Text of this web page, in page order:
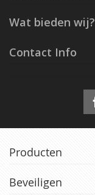
Wat bieden wij?
Contact Info
Producten
Beveiligen